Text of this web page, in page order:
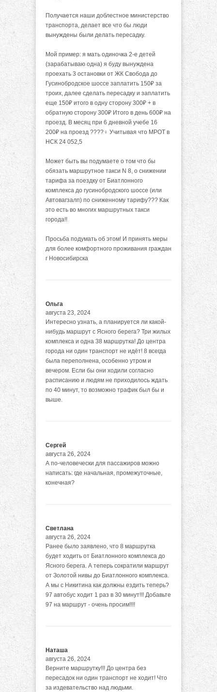
Получается наши доблестное министерство
транспорта, делает все что бы люди
вынуждены были делать пересадку.
Мой пример: я мать одиночка 2-е детей
(зарабатываю одна) я буду вынуждена
проехать 3 остановки от ЖК Свобода до
Гусинобродское шоссе заплатить 150₽ за
троих, далее сделать пересадку и заплатить
еще 150₽ итого в одну сторону 300₽ + в
обратную сторону 300₽ Итого в день 600₽ на
проезд. В месяц при 6 дневной учебе 16
200₽ на проезд ????‍♀️ Учитывая что МРОТ в
НСК 24 052,5
Может быть вы подумаете о том что бы
обязать маршрутное такси N 8, о снижении
тарифа за поездку от Биатлонного
комплекса до гусинобродского шоссе (или
Автовагзалп) по сниженному тарифу??? Как
это есть во многих маршрутных такси
города!!
Просьба подумать об этом! И принять меры
для более комфортного проживания граждан
г Новосибирска
Ольга
августа 23, 2024
Интересно узнать, а планируется ли какой-
нибудь маршрут с Ясного берега? Три жилых
комплекса и одна 38 маршрутка! До центра
города ни один транспорт не идёт! 8 всегда
была переполнена, особенно утром и
вечером. Если бы они ходили согласно
расписанию и людям не приходилось ждать
по 40 минут, то возможно трафик был бы и
выше.
Сергей
августа 26, 2024
А по-человечески для пассажиров можно
написать: где начальная, промежуточные,
конечная?
Светлана
августа 26, 2024
Ранее было заявлено, что 8 маршрутка
будет ходить от Биатлонного комплекса до
Ясного берега. А теперь сократили маршрут
от Золотой нивы до Биатлонного комплекса.
А мы с Никитина как должны ездить теперь?
97 автобус ходит 1 раз в 30 минут!!! Добавьте
97 на маршрут - очень просим!!!!
Наташа
августа 26, 2024
Верните маршрутку!!! До центра без
пересадок ни один транспорт не ходит! Что
за издевательство над людьми.